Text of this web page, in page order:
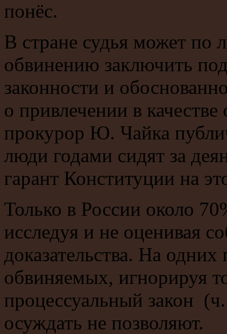
понёс.
В стране судья может
обвинению заключить
законности и
о привлечении в
прокурор Ю. Чайка
люди годами сидят за
гарант Конституции на
Только в России около
исследуя и не оценивая
доказательства. На
обвиняемых, игнорируя
процессуальный закон
осуждать не позволяют.